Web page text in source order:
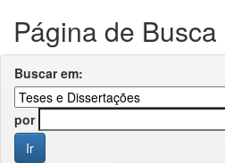
Página de Busca
Buscar em:
por